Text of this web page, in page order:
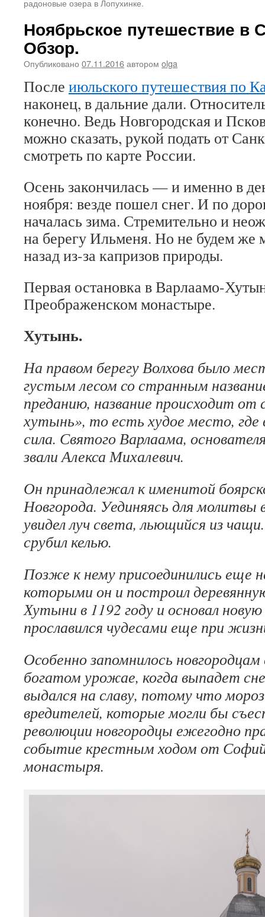
радоновые озера в Лопухинке.
Ноябрьское путешествие в
Обзор.
Опубликовано 07.11.2016автором olga
После июльского путешествия по
наконец, в дальние дали.
конечно. Ведь Новгородская и
можно сказать, рукой подать от
смотреть по карте России.
Осень закончилась — и именно в
ноября: везде пошел снег. И по
началась зима. Стремительно и
на берегу Ильменя. Но не будем же
назад из-за капризов природы.
Первая остановка в Варлаамо-
Преображенском монастыре.
Хутынь.
На правом берегу Волхова было
густым лесом со странным
преданию, название происходит от
хутынь», то есть худое место, где
сила. Святого Варлаама,
звали Алекса Михалевич.
Он принадлежал к именитой
Новгорода. Уединяясь для молитвы
увидел луч света, льющийся из
срубил келью.
Позже к нему присоединились еще
которыми он и построил
Хутыни в 1192 году и основал
прославился чудесами еще при
Особенно запомнилось
богатом урожае, когда выпадет
выдался на славу, потому что
вредителей, которые могли бы
революции новгородцы ежегодно
событие крестным ходом от
монастыря.